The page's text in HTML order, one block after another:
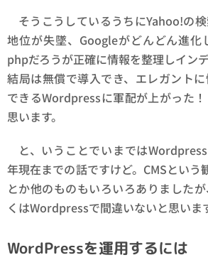
そうこうしているうちにYahoo!の
地位が失墜、Googleがどんどん進
phpだろうが正確に情報を整理しイン
結局は無償で導入でき、エレガント
できるWordpressに軍配が上がった
思います。
と、いうことでいまでは
年現在までの話ですけど。CMSとい
とか他のものもいろいろありました
くはWordpressで間違いないと思いま
WordPressを運用するには